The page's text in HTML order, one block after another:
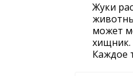
Жуки
может
хищник.
Каждое